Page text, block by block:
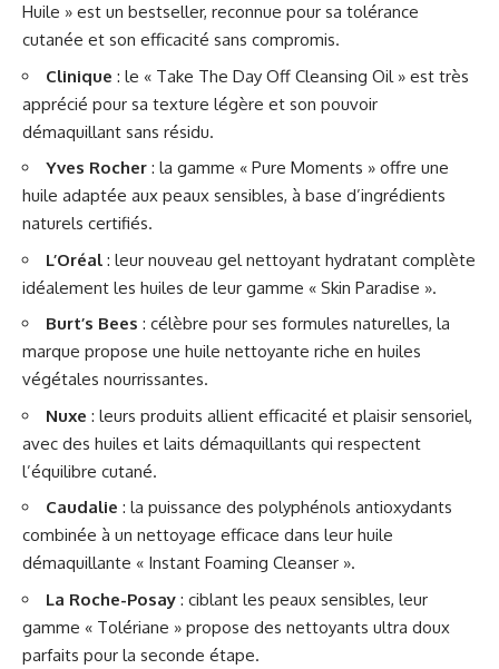
Huile » est un bestseller, reconnue pour sa tolérance
cutanée et son efficacité sans compromis.
Clinique : le « Take The Day Off Cleansing Oil » est très
apprécié pour sa texture légère et son pouvoir
démaquillant sans résidu.
Yves Rocher : la gamme « Pure Moments » offre une
huile adaptée aux peaux sensibles, à base d’ingrédients
naturels certifiés.
L’Oréal : leur nouveau gel nettoyant hydratant complète
idéalement les huiles de leur gamme « Skin Paradise ».
Burt’s Bees : célèbre pour ses formules naturelles, la
marque propose une huile nettoyante riche en huiles
végétales nourrissantes.
Nuxe : leurs produits allient efficacité et plaisir sensoriel,
avec des huiles et laits démaquillants qui respectent
l’équilibre cutané.
Caudalie : la puissance des polyphénols antioxydants
combinée à un nettoyage efficace dans leur huile
démaquillante « Instant Foaming Cleanser ».
La Roche-Posay : ciblant les peaux sensibles, leur
gamme « Tolériane » propose des nettoyants ultra doux
parfaits pour la seconde étape.